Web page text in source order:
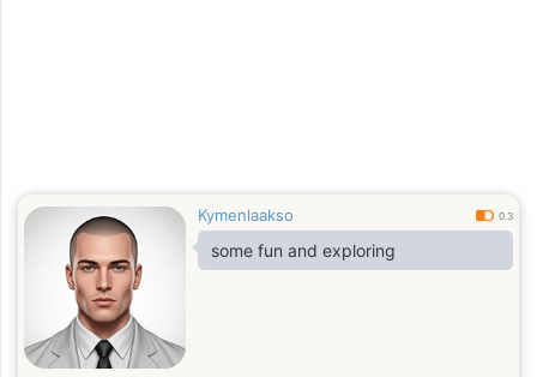
Kymenlaakso 0.3
some fun and exploring